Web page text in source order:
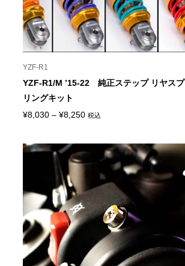
YZF-R1
YZF-R1/M ’15-22 純正ステップ リヤスプ
リングキット
¥8,030 – ¥8,250価
帯:
¥8,030
¥8,250
税込